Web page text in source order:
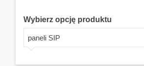
Wybierz opcję produktu
paneli SIP